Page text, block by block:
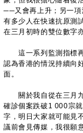
──又會再上升；另一項
有多少人在快速抗原測
在三月初時的雙位數字
這一系列監測指標再
認為香港的情況持續向
面。
關於我自從在三月九
確診個案跌破1 000宗
字，明日大家就可能見
議前會見傳媒，我很願